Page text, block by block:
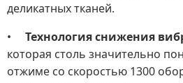
деликатных тканей.
• Технологияснижения
которая столь значительно
отжиме со скоростью 1300